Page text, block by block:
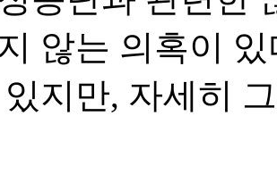
않는 의혹이
지만, 자세히